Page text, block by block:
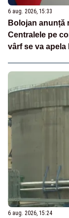
6 aug. 2026, 15:33
Bolojan anunță
Centralele pe
vârf se va apela
6 aug. 2026, 15:24